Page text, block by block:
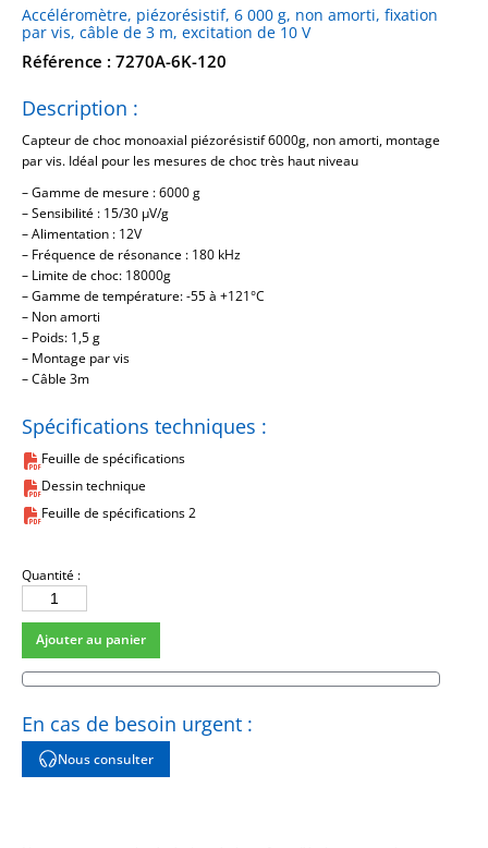
Accéléromètre, piézorésistif, 6 000 g, non amorti, fixation
par vis, câble de 3 m, excitation de 10 V
Référence : 7270A-6K-120
Spécifications techniques :
Feuille de spécifications
Dessin technique
Feuille de spécifications 2
Description :
Capteur de choc monoaxial piézorésistif 6000g, non amorti, montage
par vis. Idéal pour les mesures de choc très haut niveau
– Gamme de mesure : 6000 g
– Sensibilité : 15/30 µV/g
– Alimentation : 12V
– Fréquence de résonance : 180 kHz
– Limite de choc: 18000g
– Gamme de température: -55 à +121°C
– Non amorti
– Poids: 1,5 g
– Montage par vis
– Câble 3m
Quantité :
quantité
de
7270A-
6K-
120
Ajouter au panier
En cas de besoin urgent :
Nous consulter